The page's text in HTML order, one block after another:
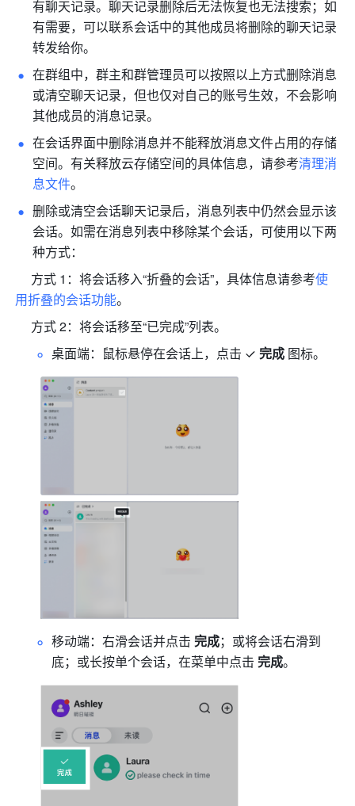
有聊天记录。聊天记录删除后无法恢复也无法搜索；如
有需要，可以联系会话中的其他成员将删除的聊天记录
转发给你。
在群组中，群主和群管理员可以按照以上方式删除消息
或清空聊天记录，但也仅对自己的账号生效，不会影响
其他成员的消息记录。
在会话界面中删除消息并不能释放消息文件占用的存储
空间。有关释放云存储空间的具体信息，请参考清理消
息文件。
删除或清空会话聊天记录后，消息列表中仍然会显示该
会话。如需在消息列表中移除某个会话，可使用以下两
种方式：
     方式 1：将会话移入“折叠的会话”，具体信息请参考
使
用折叠的会话功能。
     方式 2：将会话移至“已完成”列表。
桌面端：鼠标悬停在会话上，点击
完成 图标。
移动端：右滑会话并点击 完成；或将会话右滑到
底；或长按单个会话，在菜单中点击 完成。